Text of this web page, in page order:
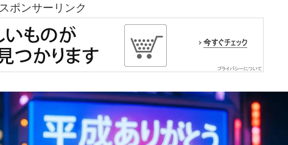
スポンサーリンク